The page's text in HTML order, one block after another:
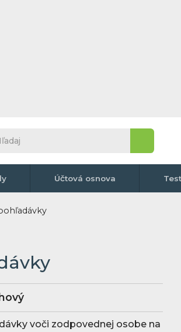
Účtová osnova
voči zodpovednej osobe na